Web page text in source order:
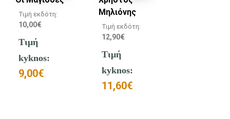
Τιμή εκδότη:
10,00€
Τιμή
kyknos:
9,00€
Μηλιόνης
Τιμή εκδότη:
12,90€
Τιμή
kyknos:
11,60€